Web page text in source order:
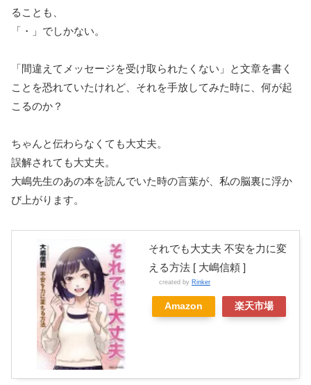
ることも、
「・」でしかない。
「間違えてメッセージを受け取られたくない」と文章を書く
ことを恐れていたけれど、それを手放してみた時に、何が起
こるのか？
ちゃんと伝わらなくても大丈夫。
誤解されても大丈夫。
大嶋先生のあの本を読んでいた時の言葉が、私の脳裏に浮か
び上がります。
それでも大丈夫 不安を力に変
える方法 [ 大嶋信頼 ]
created by Rinker
Amazon 楽天市場